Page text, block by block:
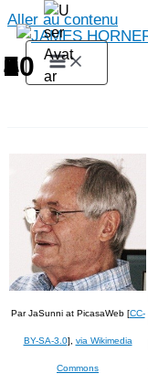
Aller au contenu
Par JaSunni at PicasaWeb [CC-
BY-SA-3.0], via Wikimedia
Commons
1
2
3
4
5
6
7
8
9
10